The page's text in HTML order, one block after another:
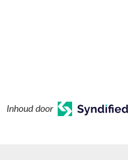
Inhoud door